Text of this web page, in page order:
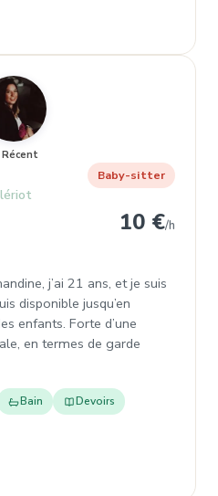
Récent
sitter à Damerey
Baby-sitter
10 €/h
j’ai 21 ans, et je suis
disponible jusqu’en
enfants. Forte d’une
en termes de garde
Bain
Devoirs